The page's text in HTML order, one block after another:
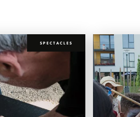
SPECTACLES